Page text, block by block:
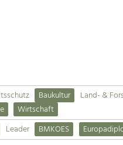
Baukultur Land- &
Wirtschaft
Leader BMKOES